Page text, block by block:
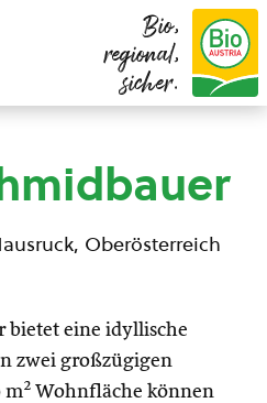
Bio,
regional,
sicher.
Oberösterreich
bietet eine idyllische
zwei großzügigen
m² Wohnfläche können